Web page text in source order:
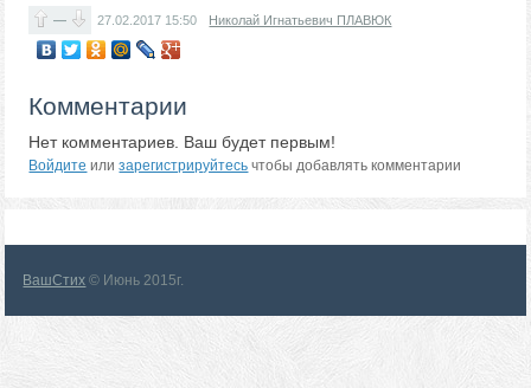
— 27.02.2017 15:50 Николай Игнатьевич ПЛАВЮК
Комментарии
Нет комментариев. Ваш будет первым!
Войдите илизарегистрируйтесь чтобы добавлять комментарии
ВашСтих © Июнь 2015г.